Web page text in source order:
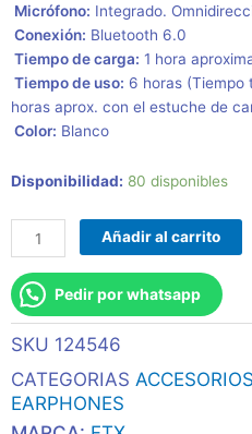
 Micrófono: Integrado.
 Conexión: Bluetooth 6.0
 Tiempo de carga: 1 hora
 Tiempo de uso: 6 horas (Tiempo
horas aprox. con el estuche de
 Color: Blanco
Disponibilidad: 80 disponibles
Auricular
Ftx
E26p-
Wh
Bt/Mic/Tws/Touch/Ipx6
Blanco
cantidad
Añadir al carrito
Pedir por whatsapp
SKU 124546
CATEGORIAS ACCESORIOS
EARPHONES